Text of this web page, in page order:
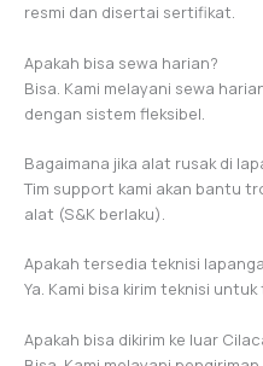
resmi dan disertai sertifikat.
Apakah bisa sewa harian?
Bisa. Kami melayani sewa
dengan sistem fleksibel.
Bagaimana jika alat rusak di
Tim support kami akan bantu
alat (S&K berlaku).
Apakah tersedia teknisi
Ya. Kami bisa kirim teknisi
Apakah bisa dikirim ke luar